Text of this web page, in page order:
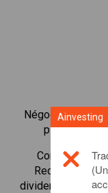
Négocier plus
plateforme
Commencer à
Recevoir des
dividendes
Ainvesting